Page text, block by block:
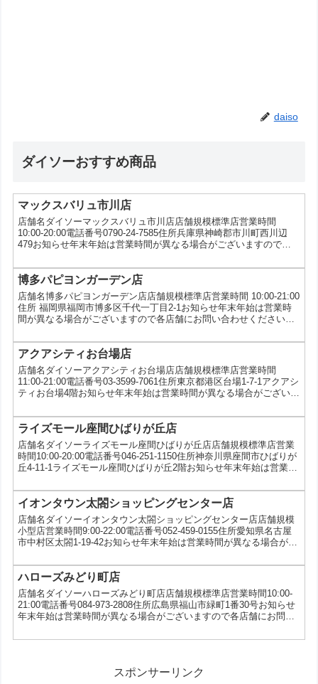
daiso
ダイソーおすすめ商品
マックスバリュ市川店
店舗名ダイソーマックスバリュ市川店店舗規模標準店営業時間
10:00-20:00電話番号0790-24-7585住所兵庫県神崎郡市川町西川辺
479お知らせ年末年始は営業時間が異なる場合がございますので各
ャンペーン、au三太郎の日
博多パピヨンガーデン店
店舗名博多パピヨンガーデン店店舗規模標準店営業時間 10:00-21:00
住所 福岡県福岡市博多区千代一丁目2-1お知らせ年末年始は営業時
間が異なる場合がございますので各店舗にお問い合わせください。
アクアシティお台場店
店舗名ダイソーアクアシティお台場店店舗規模標準店営業時間
11:00-21:00電話番号03-3599-7061住所東京都港区台場1-7-1アクアシ
ティお台場4階お知らせ年末年始は営業時間が異なる場合がございま
リント、VIVOナイフキャンペーン、au三太郎の日
ライズモール座間ひばりが丘店
店舗名ダイソーライズモール座間ひばりが丘店店舗規模標準店営業
時間10:00-20:00電話番号046-251-1150住所神奈川県座間市ひばりが
丘4-11-1ライズモール座間ひばりが丘2階お知らせ年末年始は営業時
サービス5円コピー、写真プリント、VIVOナイフキャンペーン、au
三太郎の日
イオンタウン太閤ショッピングセンター店
店舗名ダイソーイオンタウン太閤ショッピングセンター店店舗規模
小型店営業時間9:00-22:00電話番号052-459-0155住所愛知県名古屋
市中村区太閤1-19-42お知らせ年末年始は営業時間が異なる場合がご
円コピー、5ツ星タオルキャンペーン、au三太郎の日
ハローズみどり町店
店舗名ダイソーハローズみどり町店店舗規模標準店営業時間10:00-
21:00電話番号084-973-2808住所広島県福山市緑町1番30号お知らせ
年末年始は営業時間が異なる場合がございますので各店舗にお問い
キャンペーン、au三太郎の日
スポンサーリンク